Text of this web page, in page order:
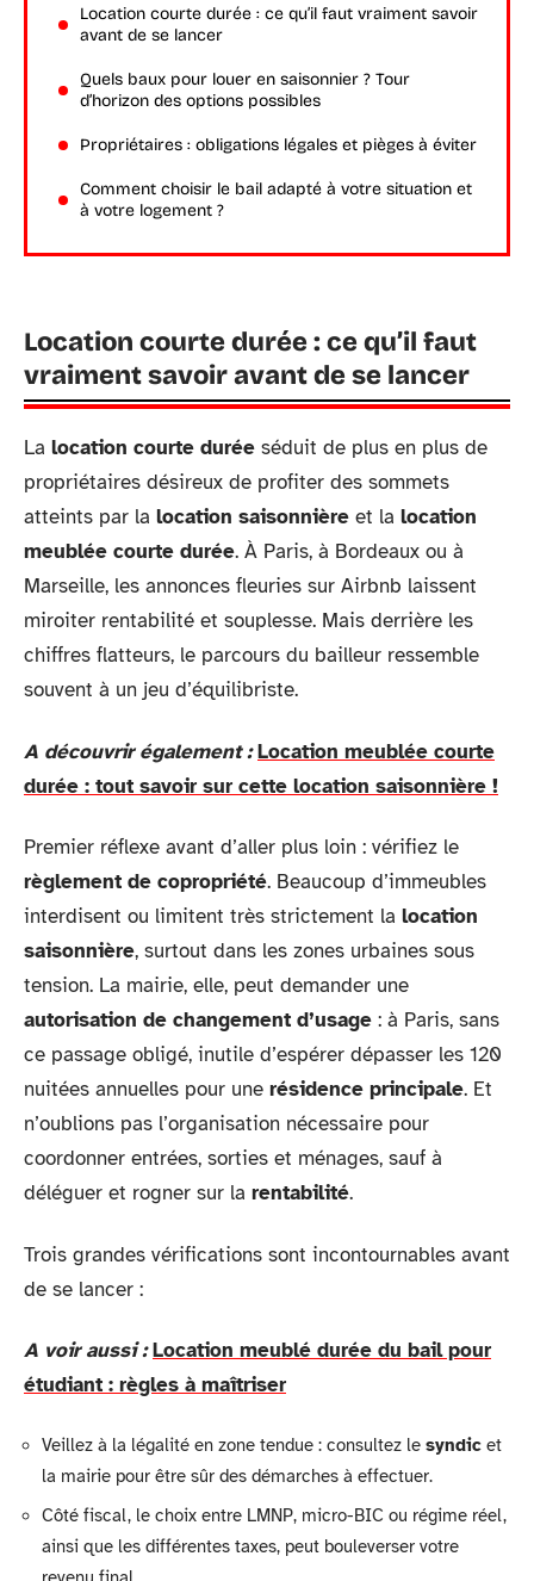
Location courte durée : ce qu’il faut vraiment savoir
avant de se lancer
Quels baux pour louer en saisonnier ? Tour
d’horizon des options possibles
Propriétaires : obligations légales et pièges à éviter
Comment choisir le bail adapté à votre situation et
à votre logement ?
Location courte durée : ce qu’il faut
vraiment savoir avant de se lancer
La location courte durée séduit de plus en plus de
propriétaires désireux de profiter des sommets
atteints par la location saisonnière et la location
meublée courte durée. À Paris, à Bordeaux ou à
Marseille, les annonces fleuries sur Airbnb laissent
miroiter rentabilité et souplesse. Mais derrière les
chiffres flatteurs, le parcours du bailleur ressemble
souvent à un jeu d’équilibriste.
A découvrir également : Location meublée courte
durée : tout savoir sur cette location saisonnière !
Premier réflexe avant d’aller plus loin : vérifiez le
règlement de copropriété. Beaucoup d’immeubles
interdisent ou limitent très strictement la location
saisonnière, surtout dans les zones urbaines sous
tension. La mairie, elle, peut demander une
autorisation de changement d’usage : à Paris, sans
ce passage obligé, inutile d’espérer dépasser les 120
nuitées annuelles pour une résidence principale. Et
n’oublions pas l’organisation nécessaire pour
coordonner entrées, sorties et ménages, sauf à
déléguer et rogner sur la rentabilité.
Trois grandes vérifications sont incontournables avant
de se lancer :
A voir aussi : Location meublé durée du bail pour
étudiant : règles à maîtriser
Veillez à la légalité en zone tendue : consultez le syndic et
la mairie pour être sûr des démarches à effectuer.
Côté fiscal, le choix entre LMNP, micro-BIC ou régime réel,
ainsi que les différentes taxes, peut bouleverser votre